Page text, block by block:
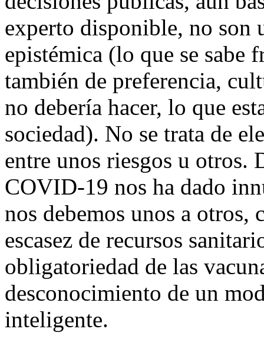
experto disponible, no son
epistémica (lo que se sabe
también de preferencia,
no debería hacer, lo que
sociedad). No se trata de
entre unos riesgos u otros.
COVID-19 nos ha dado
nos debemos unos a
escasez de recursos
obligatoriedad de las
desconocimiento de un
inteligente.